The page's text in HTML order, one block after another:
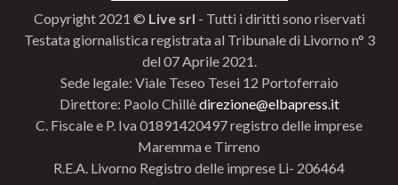
Copyright 2021 © Live srl - Tutti i diritti sono riservati
Testata giornalistica registrata al Tribunale di Livorno n° 3
del 07 Aprile 2021.
Sede legale: Viale Teseo Tesei 12 Portoferraio
Direttore: Paolo Chillèdirezione@elbapress.it
C. Fiscale e P. Iva 01891420497 registro delle imprese
Maremma e Tirreno
R.E.A. Livorno Registro delle imprese Li- 206464